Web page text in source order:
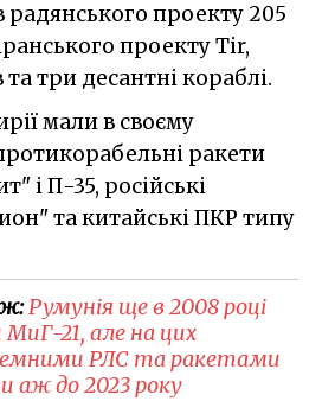
радянського проекту 205
проекту Tir,
три десантні кораблі.
мали в своєму
ракети
і П-35, російські
та китайські ПКР типу
Румунія ще в 2008 році
21, але на цих
РЛС та ракетами
аж до 2023 року